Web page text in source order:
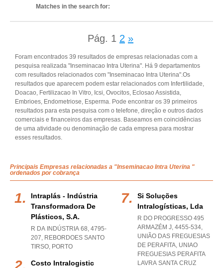
Matches in the search for:
Pág. 1 2 »
Foram encontrados 39 resultados de empresas relacionadas com a
pesquisa realizada "Inseminacao Intra Uterina". Há 9 departamentos
com resultados relacionados com "Inseminacao Intra Uterina".Os
resultados que aparecem podem estar relacionados com Infertilidade,
Doacao, Fertilizacao In Vitro, Icsi, Ovocitos, Eclosao Assistida,
Embrioes, Endometriose, Esperma. Pode encontrar os 39 primeiros
resultados para esta pesquisa com o telefone, direção e outros dados
comerciais e financeiros das empresas. Baseamos em coincidências
de uma atividade ou denominação de cada empresa para mostrar
esses resultados.
Principais Empresas relacionadas a "Inseminacao Intra Uterina "
ordenados por cobrança
Intraplás - Indústria
Transformadora De
Plásticos, S.a.
R DA INDÚSTRIA 68, 4795-
207, REBORDOES SANTO
TIRSO, PORTO
Costo Intralogistic
Si Soluções
Intralogísticas, Lda
R DO PROGRESSO 495
ARMAZÉM J, 4455-534,
UNIÃO DAS FREGUESIAS
DE PERAFITA, UNIAO
FREGUESIAS PERAFITA
LAVRA SANTA CRUZ